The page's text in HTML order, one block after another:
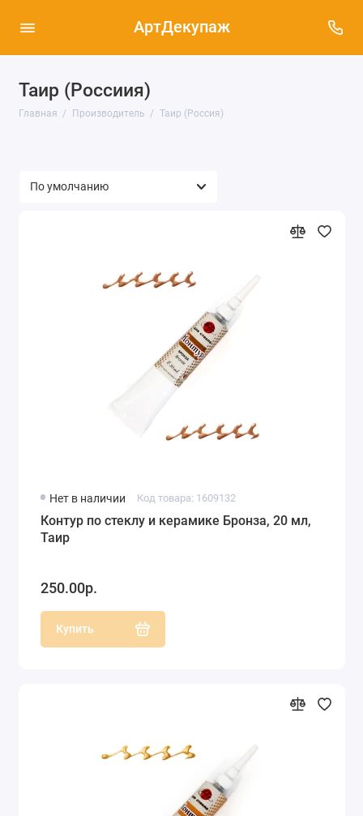
АртДекупаж
Таир (Россиия)
Главная Производитель Таир (Россия)
Нет в наличии Код товара: 1609132
Контур по стеклу и керамике Бронза, 20 мл,
Таир
250.00р.
Купить